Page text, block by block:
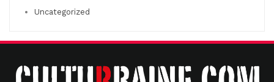
Uncategorized